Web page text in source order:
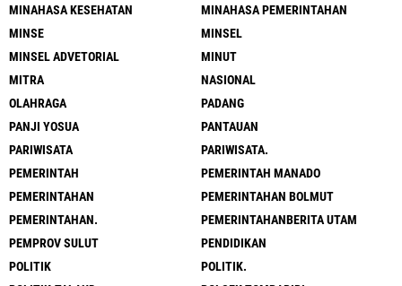
MINAHASA KESEHATAN
MINAHASA PEMERINTAHAN
MINSE
MINSEL
MINSEL ADVETORIAL
MINUT
MITRA
NASIONAL
OLAHRAGA
PADANG
PANJI YOSUA
PANTAUAN
PARIWISATA
PARIWISATA.
PEMERINTAH
PEMERINTAH MANADO
PEMERINTAHAN
PEMERINTAHAN BOLMUT
PEMERINTAHAN.
PEMERINTAHANBERITA UTAM
PEMPROV SULUT
PENDIDIKAN
POLITIK
POLITIK.